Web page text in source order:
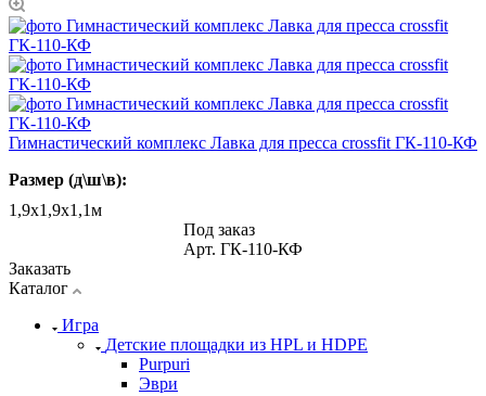
Гимнастический комплекс Лавка для пресса crossfit ГК-110-КФ
Размер (д\ш\в):
1,9х1,9х1,1м
Под заказ
Арт. ГК-110-КФ
Заказать
Каталог
Игра
Детские площадки из HPL и HDPE
Purpuri
Эври